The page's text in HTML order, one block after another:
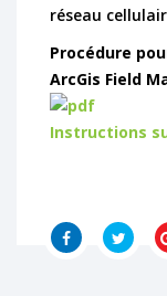
réseau
Procédure
ArcGis Field
Instructions